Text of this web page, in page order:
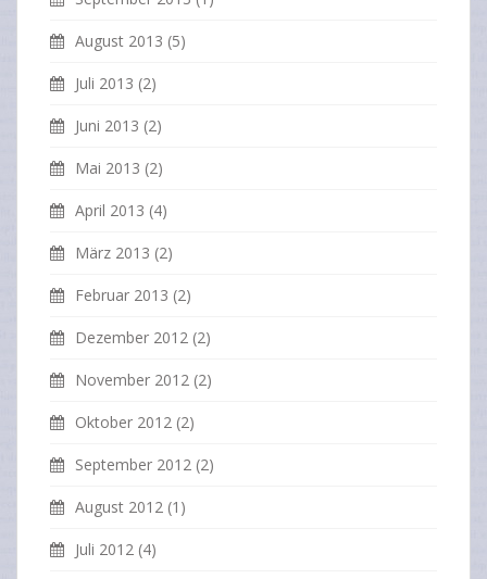
August 2013 (5)
Juli 2013 (2)
Juni 2013 (2)
Mai 2013 (2)
April 2013 (4)
März 2013 (2)
Februar 2013 (2)
Dezember 2012 (2)
November 2012 (2)
Oktober 2012 (2)
September 2012 (2)
August 2012 (1)
Juli 2012 (4)